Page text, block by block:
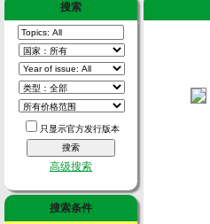
搜索
只显示官方发行版本
高级搜索
搜索条件